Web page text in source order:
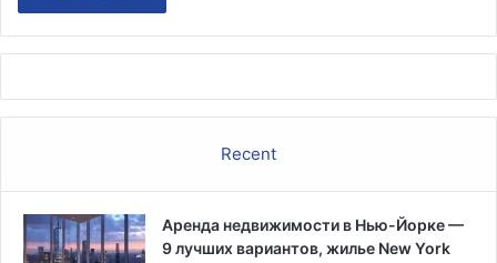
Recent
Аренда недвижимости в Нью-Йорке —
9 лучших вариантов, жилье New York